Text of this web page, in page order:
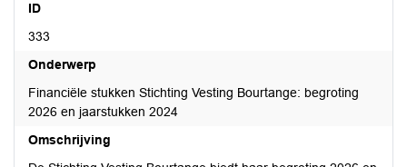
ID
333
Onderwerp
Financiële stukken Stichting Vesting Bourtange: begroting
2026 en jaarstukken 2024
Omschrijving